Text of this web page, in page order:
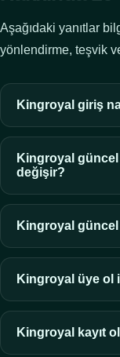
Aşağıdaki yanıtlar
yönlendirme, teşvik
Kingroyal giriş
Kingroyal
değişir?
Kingroyal
Kingroyal üye ol
Kingroyal kayıt